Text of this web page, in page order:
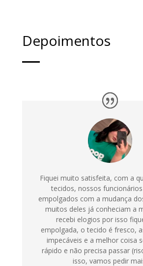
Depoimentos
Fiquei muito satisfeita, com a
tecidos, nossos
empolgados com a mudança
muitos deles já conheciam a
recebi elogios por isso
empolgada, o tecido é fresco,
impecáveis e a melhor coisa
rápido e não precisa passar
isso, vamos pedir